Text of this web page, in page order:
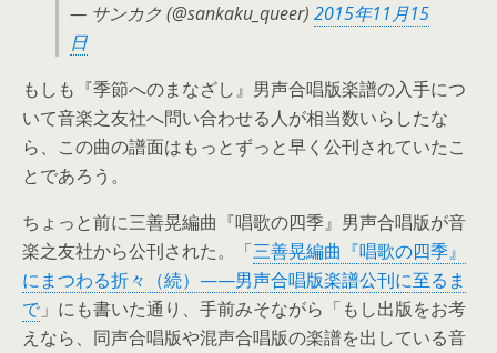
— サンカク (@sankaku_queer) 2015年11月15
日
もしも『季節へのまなざし』男声合唱版楽譜の入手につ
いて音楽之友社へ問い合わせる人が相当数いらしたな
ら、この曲の譜面はもっとずっと早く公刊されていたこ
とであろう。
ちょっと前に三善晃編曲『唱歌の四季』男声合唱版が音
楽之友社から公刊された。「三善晃編曲『唱歌の四季』
にまつわる折々（続）——男声合唱版楽譜公刊に至るま
で」にも書いた通り、手前みそながら「もし出版をお考
えなら、同声合唱版や混声合唱版の楽譜を出している音